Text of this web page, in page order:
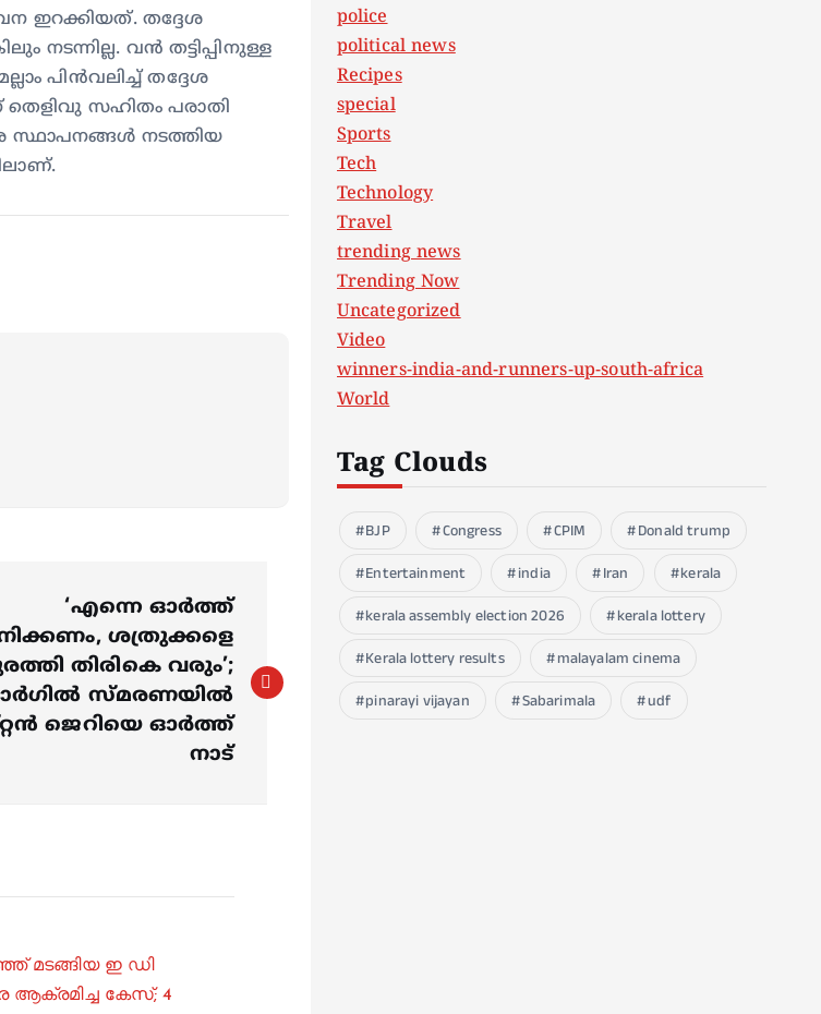
ഇറക്കിയത്. തദ്ദേശ
നടന്നില്ല. വന്‍ തട്ടിപ്പിനുള്ള
പിന്‍വലിച്ച് തദ്ദേശ
തെളിവു സഹിതം പരാതി
സ്ഥാപനങ്ങള്‍ നടത്തിയ
‘എന്നെ ഓർത്ത്
ശത്രുക്കളെ
തിരികെ വരും’;
സ്മരണയിൽ
ജെറിയെ ഓർത്ത്
നാട്
police
political news
Recipes
special
Sports
Tech
Technology
Travel
trending news
Trending Now
Uncategorized
Video
winners-india-and-runners-up-south-africa
World
Tag Clouds
BJP Congress CPIM
Donald trump
Entertainment
india Iran
kerala
kerala assembly election 2026
kerala lottery
Kerala lottery results
malayalam cinema
pinarayi vijayan
Sabarimala udf